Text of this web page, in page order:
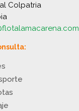
Colpatria